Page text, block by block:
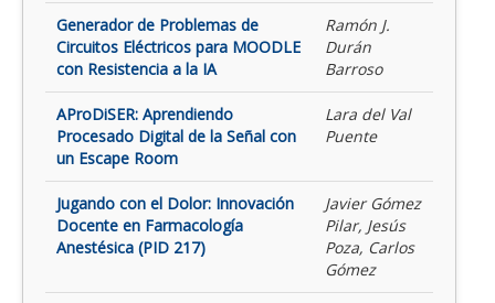
Generador de Problemas de
Circuitos Eléctricos para MOODLE
con Resistencia a la IA
Ramón J.
Durán
Barroso
AProDiSER: Aprendiendo
Procesado Digital de la Señal con
un Escape Room
Lara del Val
Puente
Jugando con el Dolor: Innovación
Docente en Farmacología
Anestésica (PID 217)
Javier Gómez
Pilar, Jesús
Poza, Carlos
Gómez